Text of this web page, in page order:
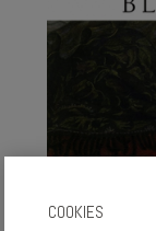
COOKIES